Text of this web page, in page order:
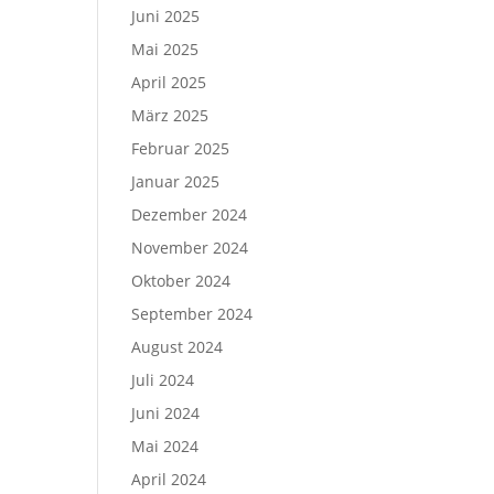
Juni 2025
Mai 2025
April 2025
März 2025
Februar 2025
Januar 2025
Dezember 2024
November 2024
Oktober 2024
September 2024
August 2024
Juli 2024
Juni 2024
Mai 2024
April 2024